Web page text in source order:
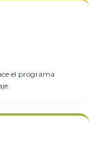
el programa